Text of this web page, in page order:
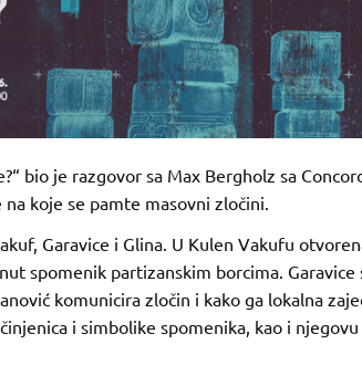
bio je razgovor sa Max Bergholz sa
koje se pamte masovni zločini.
Garavice i Glina. U Kulen Vakufu
spomenik partizanskim borcima. Garavice
komunicira zločin i kako ga lokalna
i simbolike spomenika, kao i njegovu